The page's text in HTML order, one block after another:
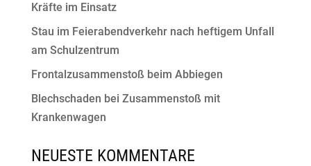
Kräfte im Einsatz
Stau im Feierabendverkehr nach heftigem Unfall
am Schulzentrum
Frontalzusammenstoß beim Abbiegen
Blechschaden bei Zusammenstoß mit
Krankenwagen
NEUESTE KOMMENTARE